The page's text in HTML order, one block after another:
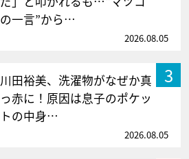
の一言”から…
2026.08.05
3
川田裕美、洗濯物がなぜか真
っ赤に！原因は息子のポケッ
トの中身…
2026.08.05